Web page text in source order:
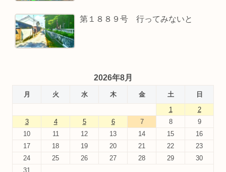
第１８８９号 行ってみないと
2026年8月
月 火 水 木 金 土
日
1
2
3
4 5 6 7 8
9
10
11 12 13 14 15
16
17
18 19 20 21 22
23
24
25 26 27 28 29
30
31